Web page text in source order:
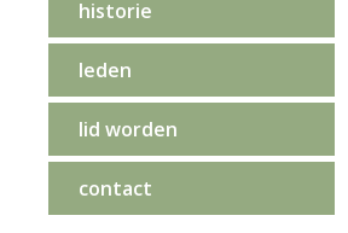
historie
leden
lid worden
contact